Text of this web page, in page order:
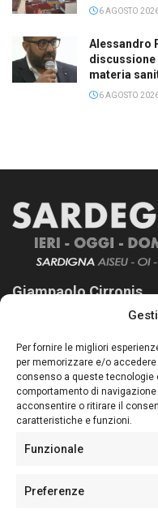
Per fornire le migliori
per memorizzare e/o accedere
consenso a queste tecnologie
comportamento di
acconsentire o ritirare il
caratteristiche e funzioni.
Funzionale
Preferenze
6 AGOSTO
Alessandro
discussione
materia
6 AGOSTO
Giampaolo Cirronis
Sardegna Ieri-Oggi-
lettori su quanto accade in
nostro passato e,
Follow Us
Sede:Via Cristoforo